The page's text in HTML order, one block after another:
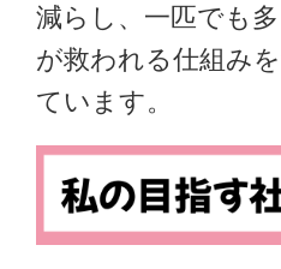
減らし、一匹でも
が救われる仕組み
ています。